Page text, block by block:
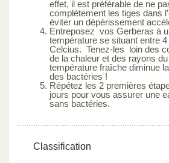
effet, il est préférable de ne
complètement les tiges dans
éviter un dépérissement
Entreposez vos Gerberas à
température se situant entre
Celcius. Tenez-les loin des
de la chaleur et des rayons
température fraîche diminue
des bactéries !
Répétez les 2 premières
jours pour vous assurer une
sans bactéries.
Classification